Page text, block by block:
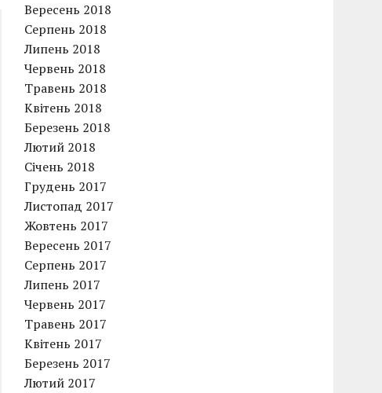
Вересень 2018
Серпень 2018
Липень 2018
Червень 2018
Травень 2018
Квітень 2018
Березень 2018
Лютий 2018
Січень 2018
Грудень 2017
Листопад 2017
Жовтень 2017
Вересень 2017
Серпень 2017
Липень 2017
Червень 2017
Травень 2017
Квітень 2017
Березень 2017
Лютий 2017